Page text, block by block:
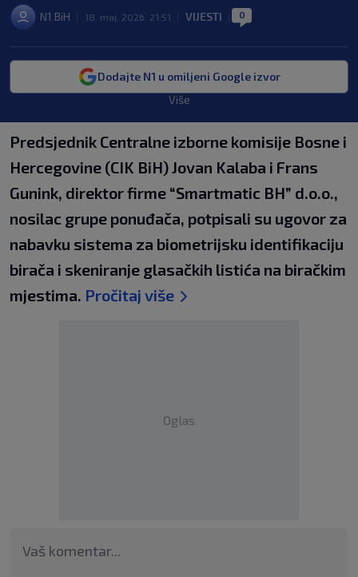
N1 BiH 18. maj. 2026. 21:51 VIJESTI 0
Dodajte N1 u omiljeni Google izvor
Više
Predsjednik Centralne izborne komisije Bosne i
Hercegovine (CIK BiH) Jovan Kalaba i Frans
Gunink, direktor firme “Smartmatic BH” d.o.o.,
nosilac grupe ponuđača, potpisali su ugovor za
nabavku sistema za biometrijsku identifikaciju
birača i skeniranje glasačkih listića na biračkim
mjestima. Pročitaj više
Oglas